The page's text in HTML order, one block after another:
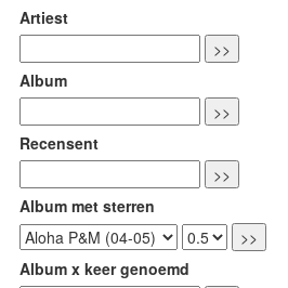
Artiest
Album
Recensent
Album met sterren
Album x keer genoemd